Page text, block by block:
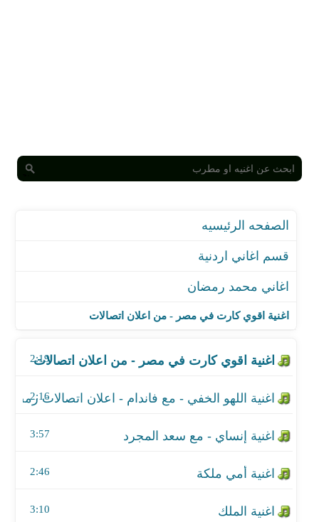
قسم اغاني اردنية
اغنية اقوي كارت في مصر - من اعلان اتصالات
اغنية اقوي كارت في مصر - من اعلان اتصالات
2:19
اغنية اللهو الخفي - مع فاندام - اعلان اتصالات رمضان
2:16
اغنية إنساي - مع سعد المجرد
3:57
2:46
3:10
اغنية بوم
اغنية بابا
اغنية ڤيرساتشي